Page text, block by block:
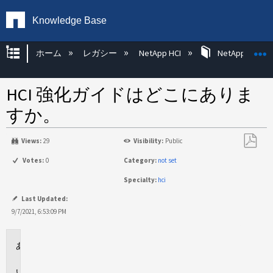
Knowledge Base
グローバル階層を展開/折りたたむ
ホーム レガシー NetApp HCI NetApp HCI
HCI 強化ガイドはどこにありま
すか。
Views: 29 Visibility: Public
Votes: 0 Category: not set
Specialty: hci
Last Updated:
9/7/2021, 6:53:09 PM